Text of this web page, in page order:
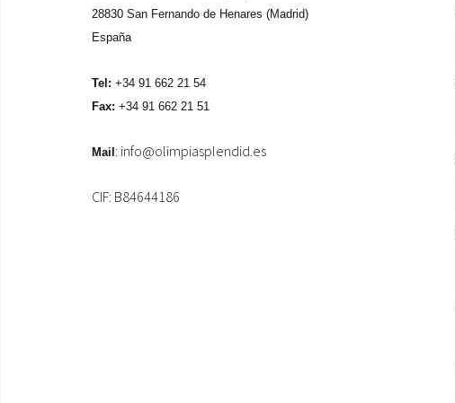
28830 San Fernando de Henares (Madrid)
España
Tel: +34 91 662 21 54
Fax: +34 91 662 21 51
Mail : info@olimpiasplendid.es
CIF: B84644186